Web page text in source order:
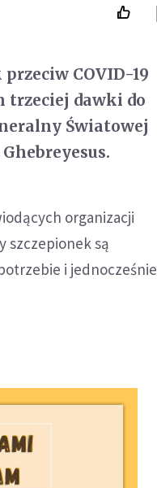
COVID-19
trzeciej dawki do
Światowej
organizacji
szczepionek są
i jednocześnie